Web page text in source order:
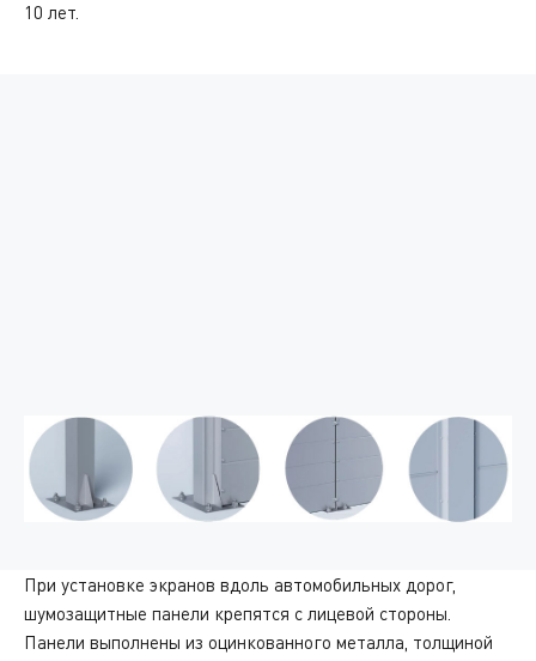
10 лет.
При установке экранов вдоль автомобильных дорог,
шумозащитные панели крепятся с лицевой стороны.
Панели выполнены из оцинкованного металла, толщиной